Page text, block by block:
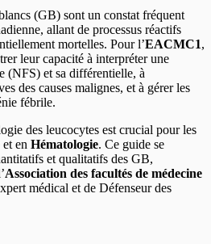
(GB) sont un constat fréquent
allant de processus réactifs
mortelles. Pour l’EACMC1,
leur capacité à interpréter une
(NFS) et sa différentielle, à
des causes malignes, et à gérer les
fébrile.
des leucocytes est crucial pour les
et en Hématologie. Ce guide se
et qualitatifs des GB,
Association des facultés de médecine
médical et de Défenseur des